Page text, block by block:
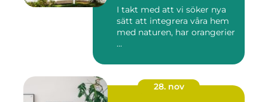
I takt med att vi söker nya
sätt att integrera våra hem
med naturen, har orangerier
...
28. nov